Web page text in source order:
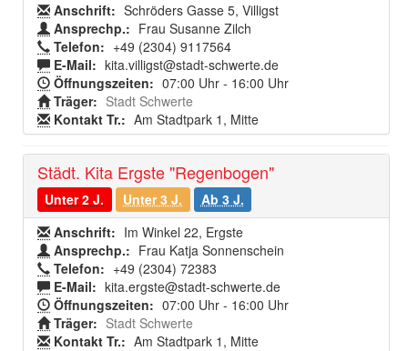
Anschrift: Schröders Gasse 5, Villigst
Ansprechp.: Frau Susanne Zilch
Telefon: +49 (2304) 9117564
E-Mail: kita.villigst@stadt-schwerte.de
Öffnungszeiten: 07:00 Uhr - 16:00 Uhr
Träger: Stadt Schwerte
Kontakt Tr.: Am Stadtpark 1, Mitte
Städt. Kita Ergste "Regenbogen"
Unter 2 J. Unter 3 J.
Ab 3 J.
Anschrift: Im Winkel 22, Ergste
Ansprechp.: Frau Katja Sonnenschein
Telefon: +49 (2304) 72383
E-Mail: kita.ergste@stadt-schwerte.de
Öffnungszeiten: 07:00 Uhr - 16:00 Uhr
Träger: Stadt Schwerte
Kontakt Tr.: Am Stadtpark 1, Mitte